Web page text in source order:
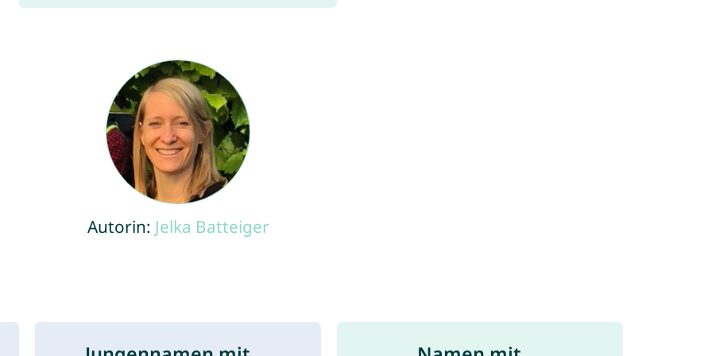
Autorin: Jelka Batteiger